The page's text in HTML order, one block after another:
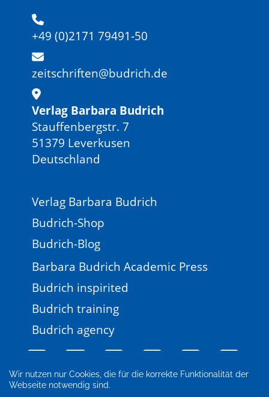
Wir nutzen nur Cookies, die für die korrekte Funktionalität der
Webseite notwendig sind.
+49 (0)2171 79491-50
zeitschriften@budrich.de
Verlag Barbara Budrich
Stauffenbergstr. 7
51379 Leverkusen
Deutschland
Verlag Barbara Budrich
Budrich-Shop
Budrich-Blog
Barbara Budrich Academic Press
Budrich inspirited
Budrich training
Budrich agency
Impressum